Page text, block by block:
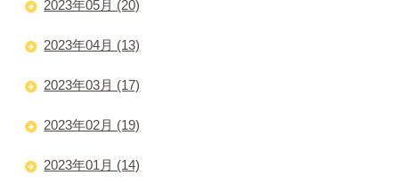
2023年05月 (20)
2023年04月 (13)
2023年03月 (17)
2023年02月 (19)
2023年01月 (14)